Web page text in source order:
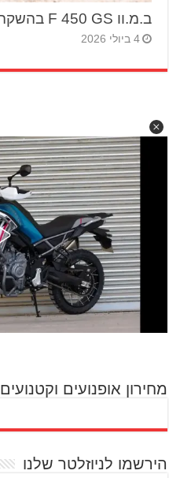
ב.מ.וו F 450 GS בהשקה מקומית
4 ביולי 2026
מחירון אופנועים וקטנועים
הירשמו לניוזלטר שלנו